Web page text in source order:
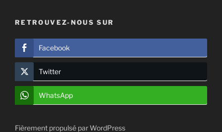
RETROUVEZ-NOUS SUR
Facebook
Twitter
WhatsApp
Fièrement propulsé par WordPress